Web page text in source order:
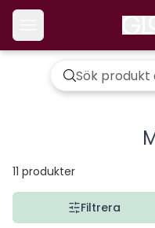
11 produkter
Filtrera